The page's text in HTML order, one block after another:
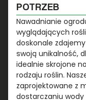
POTRZEB
Nawadnianie
wyglądających
doskonale
swoją unikalność,
idealnie skrojone
rodzaju roślin.
zaprojektowane z
dostarczaniu